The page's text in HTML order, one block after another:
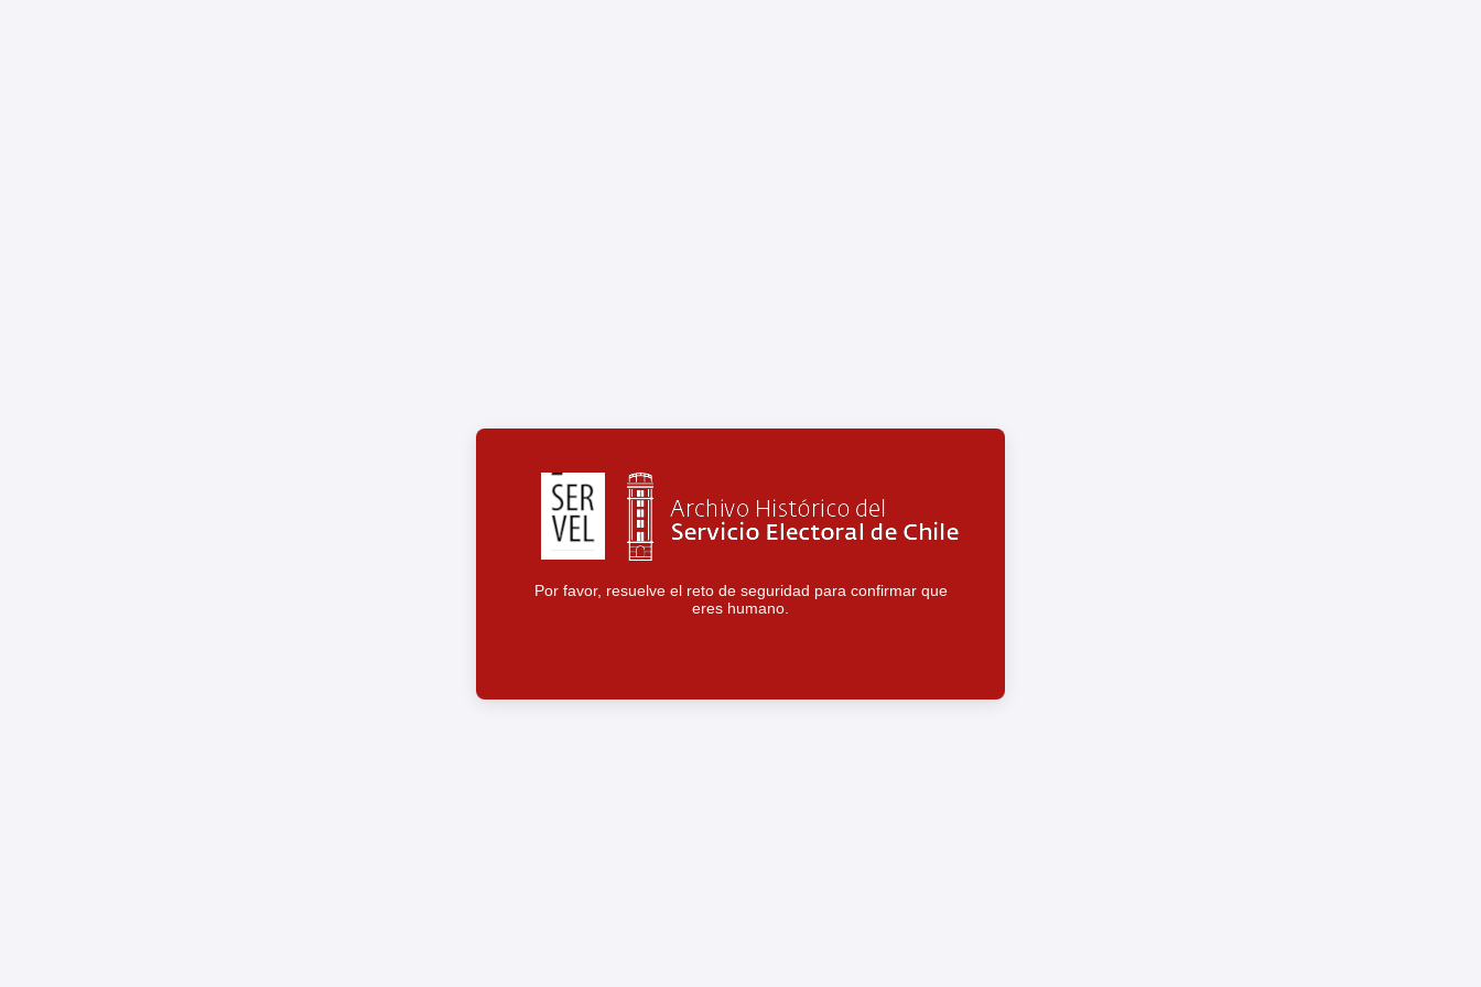
Por favor, resuelve el reto de seguridad para confirmar que
eres humano.